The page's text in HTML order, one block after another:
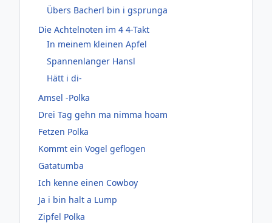
Übers Bacherl bin i gsprunga
Die Achtelnoten im 4 4-Takt
In meinem kleinen Apfel
Spannenlanger Hansl
Hätt i di-
Amsel -Polka
Drei Tag gehn ma nimma hoam
Fetzen Polka
Kommt ein Vogel geflogen
Gatatumba
Ich kenne einen Cowboy
Ja i bin halt a Lump
Zipfel Polka